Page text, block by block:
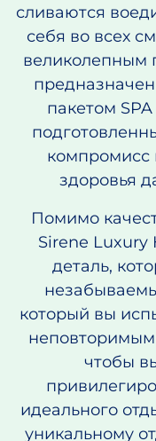
сливаются
себя во всех
великолепным
пакетом
компромисс
здоровья
Помимо
Sirene
деталь,
который вы
чтобы
идеального
уникальному